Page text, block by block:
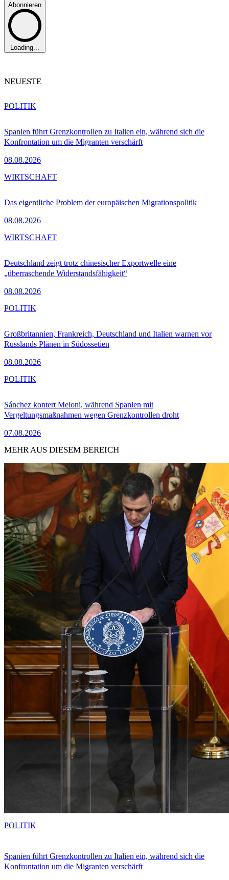
Abonnieren
Loading...
NEUESTE
Spanien führt Grenzkontrollen zu Italien ein, während sich die
Konfrontation um die Migranten verschärft
08.08.2026
POLITIK
Das eigentliche Problem der europäischen Migrationspolitik
08.08.2026
WIRTSCHAFT
Deutschland zeigt trotz chinesischer Exportwelle eine
„überraschende Widerstandsfähigkeit“
08.08.2026
WIRTSCHAFT
Großbritannien, Frankreich, Deutschland und Italien warnen vor
Russlands Plänen in Südossetien
08.08.2026
POLITIK
Sánchez kontert Meloni, während Spanien mit
Vergeltungsmaßnahmen wegen Grenzkontrollen droht
07.08.2026
POLITIK
MEHR AUS DIESEM BEREICH
Spanien führt Grenzkontrollen zu Italien ein, während sich die
Konfrontation um die Migranten verschärft
POLITIK